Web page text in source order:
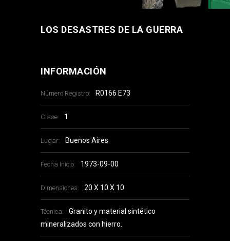
LOS DESASTRES DE LA GUERRA
INFORMACIÓN
Número Registro: R0166 E73
Clase: 1
Lugar: Buenos Aires
Fecha Inicio: 1973-09-00
Dimensiones: 20 X 10 X 10
Técnica:
Granito y material sintético
mineralizados con hierro.